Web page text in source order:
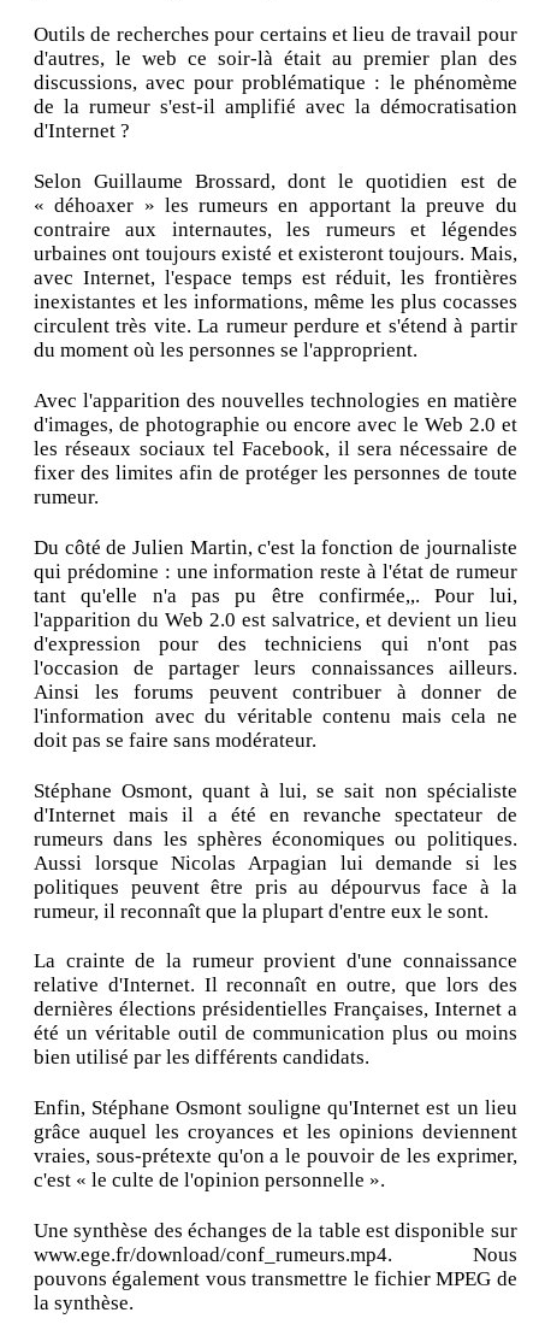
Outils de recherches pour certains et lieu de travail pour
d'autres, le web ce soir-là était au premier plan des
discussions, avec pour problématique : le phénomème
de la rumeur s'est-il amplifié avec la démocratisation
d'Internet ?
Selon Guillaume Brossard, dont le quotidien est de
« déhoaxer » les rumeurs en apportant la preuve du
contraire aux internautes, les rumeurs et légendes
urbaines ont toujours existé et existeront toujours. Mais,
avec Internet, l'espace temps est réduit, les frontières
inexistantes et les informations, même les plus cocasses
circulent très vite. La rumeur perdure et s'étend à partir
du moment où les personnes se l'approprient.
Avec l'apparition des nouvelles technologies en matière
d'images, de photographie ou encore avec le Web 2.0 et
les réseaux sociaux tel Facebook, il sera nécessaire de
fixer des limites afin de protéger les personnes de toute
rumeur.
Du côté de Julien Martin, c'est la fonction de journaliste
qui prédomine : une information reste à l'état de rumeur
tant qu'elle n'a pas pu être confirmée,,. Pour lui,
l'apparition du Web 2.0 est salvatrice, et devient un lieu
d'expression pour des techniciens qui n'ont pas
l'occasion de partager leurs connaissances ailleurs.
Ainsi les forums peuvent contribuer à donner de
l'information avec du véritable contenu mais cela ne
doit pas se faire sans modérateur.
Stéphane Osmont, quant à lui, se sait non spécialiste
d'Internet mais il a été en revanche spectateur de
rumeurs dans les sphères économiques ou politiques.
Aussi lorsque Nicolas Arpagian lui demande si les
politiques peuvent être pris au dépourvus face à la
rumeur, il reconnaît que la plupart d'entre eux le sont.
La crainte de la rumeur provient d'une connaissance
relative d'Internet. Il reconnaît en outre, que lors des
dernières élections présidentielles Françaises, Internet a
été un véritable outil de communication plus ou moins
bien utilisé par les différents candidats.
Enfin, Stéphane Osmont souligne qu'Internet est un lieu
grâce auquel les croyances et les opinions deviennent
vraies, sous-prétexte qu'on a le pouvoir de les exprimer,
c'est « le culte de l'opinion personnelle ».
Une synthèse des échanges de la table est disponible sur
www.ege.fr/download/conf_rumeurs.mp4. Nous
pouvons également vous transmettre le fichier MPEG de
la synthèse.